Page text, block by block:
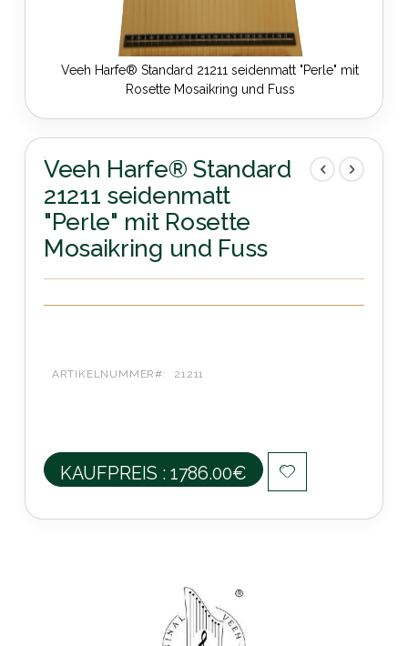
Veeh Harfe® Standard 21211 seidenmatt "Perle" mit
Rosette Mosaikring und Fuss
Zum
Anfang
der
Bildergalerie
springen
Veeh Harfe® Standard
21211 seidenmatt
"Perle" mit Rosette
Mosaikring und Fuss
ARTIKELNUMMER 21211
KAUFPREIS : 1786.00€